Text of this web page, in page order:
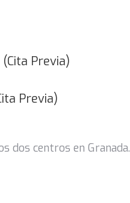
Previa)
Previa)
dos centros en Granada.